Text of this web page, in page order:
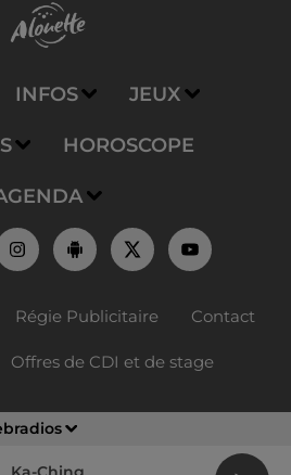
INFOS JEUX
HOROSCOPE
Régie Publicitaire Contact
Offres de CDI et de stage